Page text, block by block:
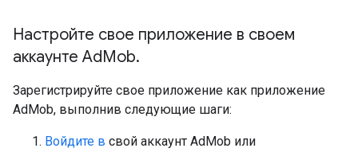
Настройте свое приложение в своем
аккаунте AdMob.
Зарегистрируйте свое приложение как приложение
AdMob, выполнив следующие шаги:
Войдите в свой аккаунт AdMob или